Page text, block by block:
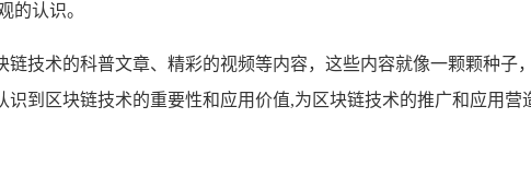
的认识。
技术的科普文章、精彩的视频等内容，这些内容就像一颗颗种子
到区块链技术的重要性和应用价值,为区块链技术的推广和应用营